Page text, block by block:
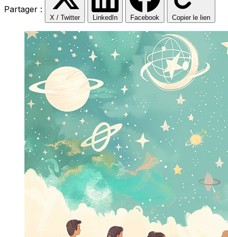
Partager :
X / Twitter LinkedIn Facebook Copier le lien